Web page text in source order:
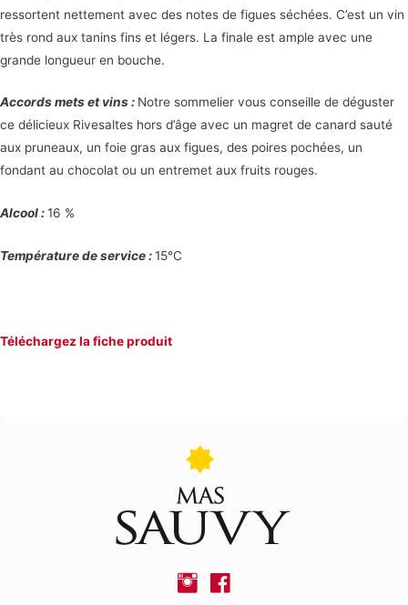
ressortent nettement avec des notes de figues séchées. C’est un vin
très rond aux tanins fins et légers. La finale est ample avec une
grande longueur en bouche.
Accords mets et vins : Notre sommelier vous conseille de déguster
ce délicieux Rivesaltes hors d’âge avec un magret de canard sauté
aux pruneaux, un foie gras aux figues, des poires pochées, un
fondant au chocolat ou un entremet aux fruits rouges.
Alcool :16 %
Température de service :15°C
Téléchargez la fiche produit